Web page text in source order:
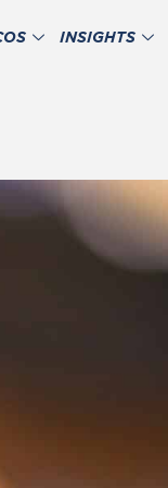
INSIGHTS